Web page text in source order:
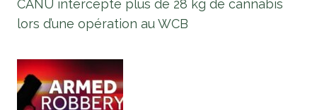
CANU intercepte plus de 28 kg de cannabis
lors d’une opération au WCB